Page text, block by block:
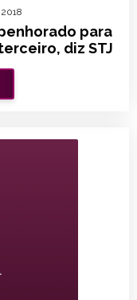
para
diz STJ